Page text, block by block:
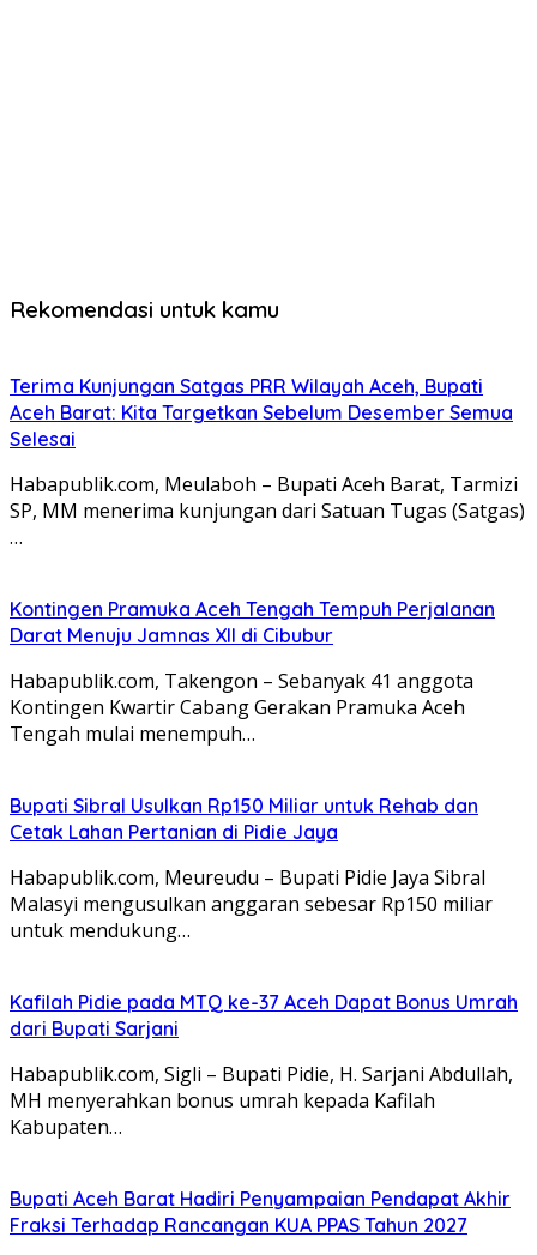
Rekomendasi untuk kamu
Terima Kunjungan Satgas PRR Wilayah Aceh, Bupati
Aceh Barat: Kita Targetkan Sebelum Desember Semua
Selesai
Habapublik.com, Meulaboh – Bupati Aceh Barat, Tarmizi
SP, MM menerima kunjungan dari Satuan Tugas (Satgas)
…
Kontingen Pramuka Aceh Tengah Tempuh Perjalanan
Darat Menuju Jamnas XII di Cibubur
Habapublik.com, Takengon – Sebanyak 41 anggota
Kontingen Kwartir Cabang Gerakan Pramuka Aceh
Tengah mulai menempuh…
Bupati Sibral Usulkan Rp150 Miliar untuk Rehab dan
Cetak Lahan Pertanian di Pidie Jaya
Habapublik.com, Meureudu – Bupati Pidie Jaya Sibral
Malasyi mengusulkan anggaran sebesar Rp150 miliar
untuk mendukung…
Kafilah Pidie pada MTQ ke-37 Aceh Dapat Bonus Umrah
dari Bupati Sarjani
Habapublik.com, Sigli – Bupati Pidie, H. Sarjani Abdullah,
MH menyerahkan bonus umrah kepada Kafilah
Kabupaten…
Bupati Aceh Barat Hadiri Penyampaian Pendapat Akhir
Fraksi Terhadap Rancangan KUA PPAS Tahun 2027